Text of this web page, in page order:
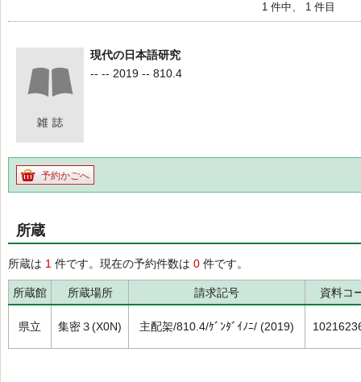
1 件中、 1 件目
現代の日本語研究
-- -- 2019 -- 810.4
予約かごへ
所蔵
所蔵は 1 件です。現在の予約件数は 0 件です。
所蔵館 所蔵場所 請求記号 資料コ
県立 集密３(X0N) 主配架/810.4/ｹﾞﾝﾀﾞｲﾉﾆ/ (2019)